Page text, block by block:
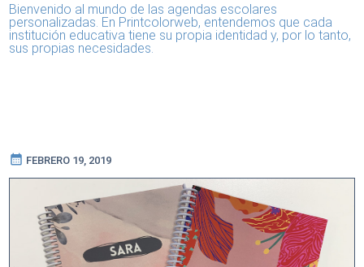
Bienvenido al mundo de las agendas escolares
personalizadas. En Printcolorweb, entendemos que cada
institución educativa tiene su propia identidad y, por lo tanto,
sus propias necesidades.
calendar_month FEBRERO 19, 2019